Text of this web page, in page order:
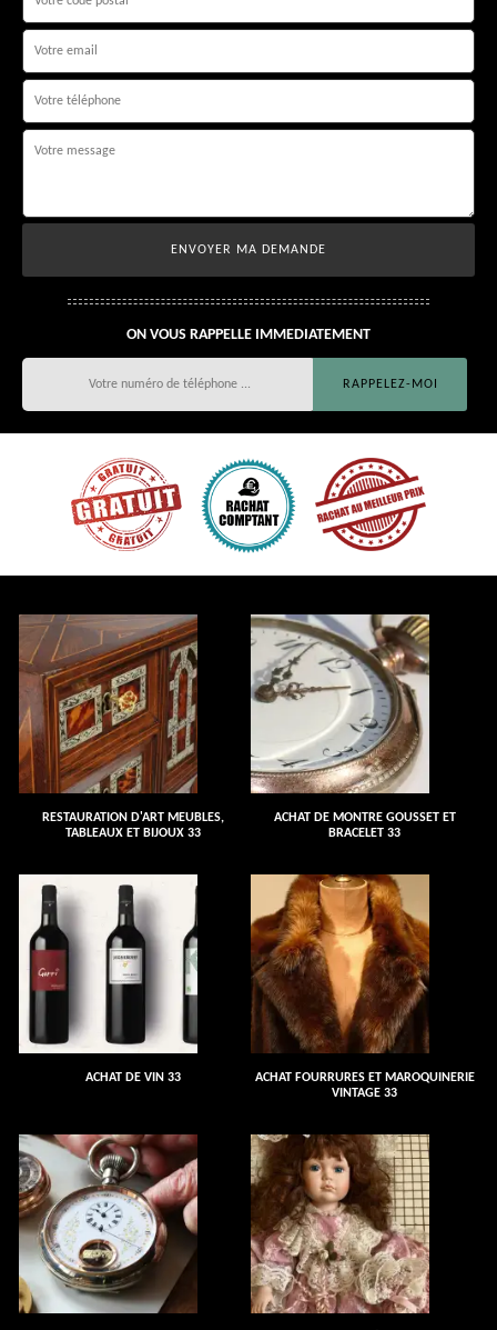
ON VOUS RAPPELLE IMMEDIATEMENT
RESTAURATION D'ART MEUBLES,
TABLEAUX ET BIJOUX 33
ACHAT DE MONTRE GOUSSET ET
BRACELET 33
ACHAT DE VIN 33
ACHAT FOURRURES ET MAROQUINERIE
VINTAGE 33